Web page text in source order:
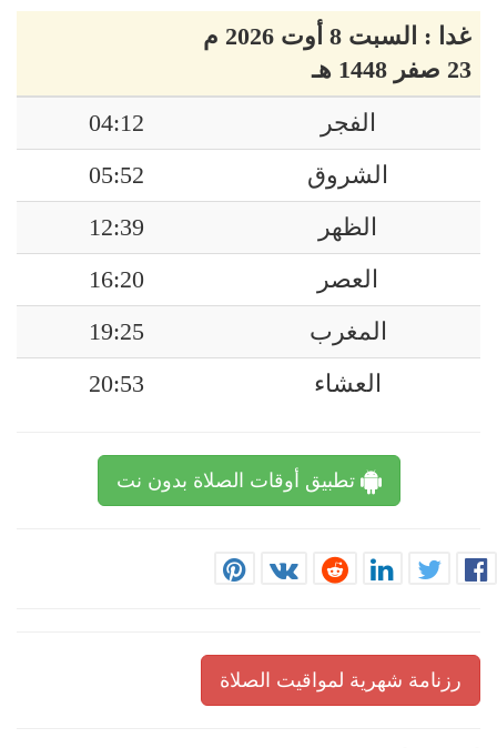
غدا : السبت 8 أوت 2026 م
23 صفر 1448 هـ
الفجر
04:12
الشروق
05:52
الظهر
12:39
العصر
16:20
المغرب
19:25
العشاء
20:53
تطبيق أوقات الصلاة بدون نت
رزنامة شهرية لمواقيت الصلاة